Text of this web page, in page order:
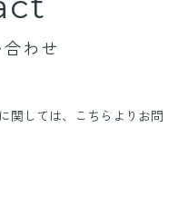
わせ
しては、
こちらよりお問